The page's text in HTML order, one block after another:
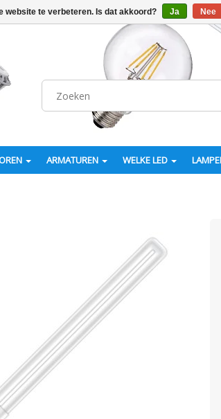
ARMATUREN WELKE LED
website te verbeteren. Is dat akkoord? Ja Nee